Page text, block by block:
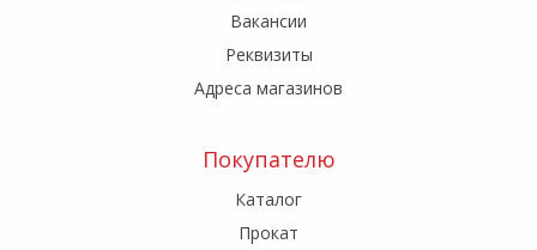
Вакансии
Реквизиты
Адреса магазинов
Покупателю
Каталог
Прокат